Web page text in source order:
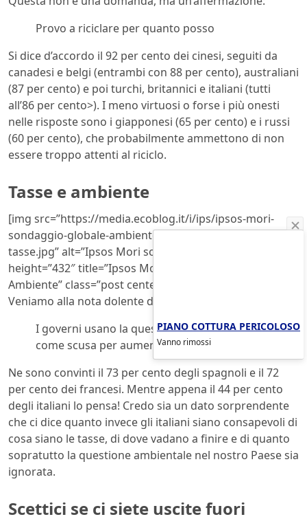
Provo a riciclare per quanto posso
Si dice d’accordo il 92 per cento dei cinesi, seguiti da
canadesi e belgi (entrambi con 88 per cento), australiani
(87 per cento) e poi turchi, britannici e italiani (tutti
all’86 per cento>). I meno virtuosi o forse i più onesti
nelle risposte sono i giapponesi (65 per cento) e i russi
(60 per cento), che probabilmente ammettono di non
essere troppo attenti al riciclo.
Tasse e ambiente
[img src=”https://media.ecoblog.it/i/ips/ipsos-mori-
sondaggio-globale-ambiente/ipsos-mori-ambiente-
tasse.jpg” alt=”Ipsos Mori sondaggio globale Ambiente”
height=”432″ title=”Ipsos Mori sondaggio globale
Ambiente” class=”post centered”]
Veniamo alla nota dolente delle tasse con la domanda:
I governi usano la questione ambientale
come scusa per aumentare le tasse.
Ne sono convinti il 73 per cento degli spagnoli e il 72
per cento dei francesi. Mentre appena il 44 per cento
degli italiani lo pensa! Credo sia un dato sorprendente
che ci dice quanto invece gli italiani siano consapevoli di
cosa siano le tasse, di dove vadano a finire e di quanto
sopratutto la questione ambientale nel nostro Paese sia
ignorata.
Scettici se ci siete uscite fuori
PIANO COTTURA PERICOLOSO
Vanno rimossi